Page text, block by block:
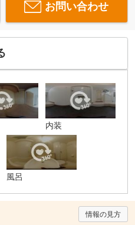
お問い合わせ
内装
風呂
情報の見方